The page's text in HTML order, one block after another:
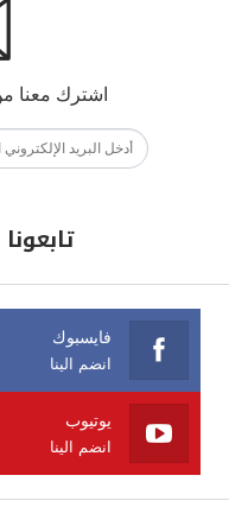
اشترك معنا
تابعونا
فايسبوك
انضم الينا
يوتيوب
انضم الينا